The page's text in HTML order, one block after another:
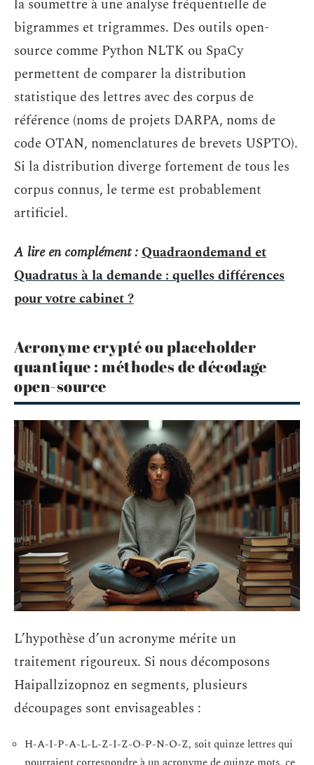
la soumettre à une analyse fréquentielle de
bigrammes et trigrammes. Des outils open-
source comme Python NLTK ou SpaCy
permettent de comparer la distribution
statistique des lettres avec des corpus de
référence (noms de projets DARPA, noms de
code OTAN, nomenclatures de brevets USPTO).
Si la distribution diverge fortement de tous les
corpus connus, le terme est probablement
artificiel.
A lire en complément :Quadraondemand et
Quadratus à la demande : quelles différences
pour votre cabinet ?
Acronyme crypté ou placeholder
quantique : méthodes de décodage
open-source
L’hypothèse d’un acronyme mérite un
traitement rigoureux. Si nous décomposons
Haipallzizopnoz en segments, plusieurs
découpages sont envisageables :
H-A-I-P-A-L-L-Z-I-Z-O-P-N-O-Z, soit quinze lettres qui